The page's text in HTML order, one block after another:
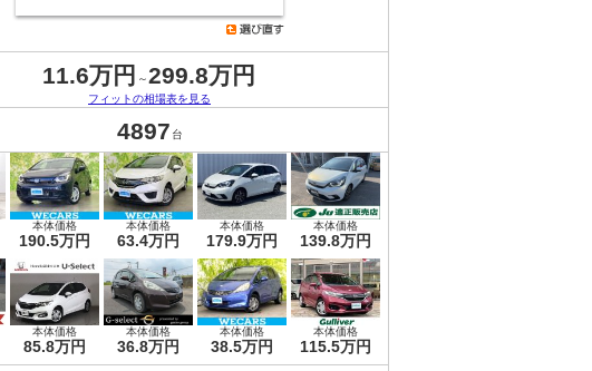
11.6万円 ～299.8万円
フィットの相場表を見る
4897 台
本体価格
190.5万円
本体価格
63.4万円
本体価格
179.9万円
本体価格
139.8万円
本体価格
85.8万円
本体価格
36.8万円
本体価格
38.5万円
本体価格
115.5万円